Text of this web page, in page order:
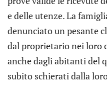
e delle utenze. La
denunciato un pesante
dal proprietario nei loro
anche dagli abitanti del
subito schierati dalla